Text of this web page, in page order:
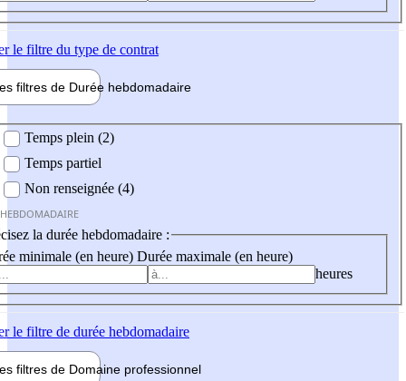
le filtre du type de contrat
filtres de Durée hebdomadaire
Temps plein (2)
Temps partiel
Non renseignée (4)
la durée hebdomadaire :
minimale (en heure) Durée maximale (en heure)
heures
le filtre de durée hebdomadaire
filtres de Domaine professionnel